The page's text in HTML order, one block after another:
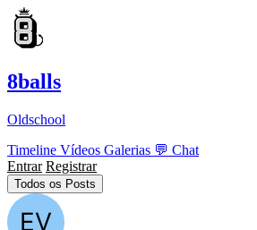
8balls
Oldschool
Timeline Vídeos Galerias 💬 Chat
Entrar Registrar
Todos os Posts